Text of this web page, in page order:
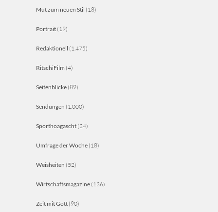
Mut zum neuen Stil (18)
Portrait (19)
Redaktionell (1.475)
RitschiFilm (4)
Seitenblicke (89)
Sendungen (1.000)
Sporthoagascht (24)
Umfrage der Woche (18)
Weisheiten (52)
Wirtschaftsmagazine (136)
Zeit mit Gott (90)